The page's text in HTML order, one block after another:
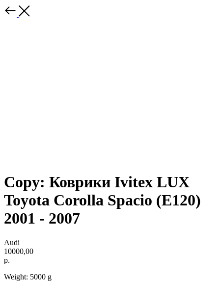
Copy: Коврики Ivitex LUX
Toyota Corolla Spacio (E120)
2001 - 2007
Audi
10000,00
р.
Weight: 5000 g